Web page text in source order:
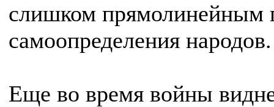
слишком прямолинейным
самоопределения народов.
Еще во время войны